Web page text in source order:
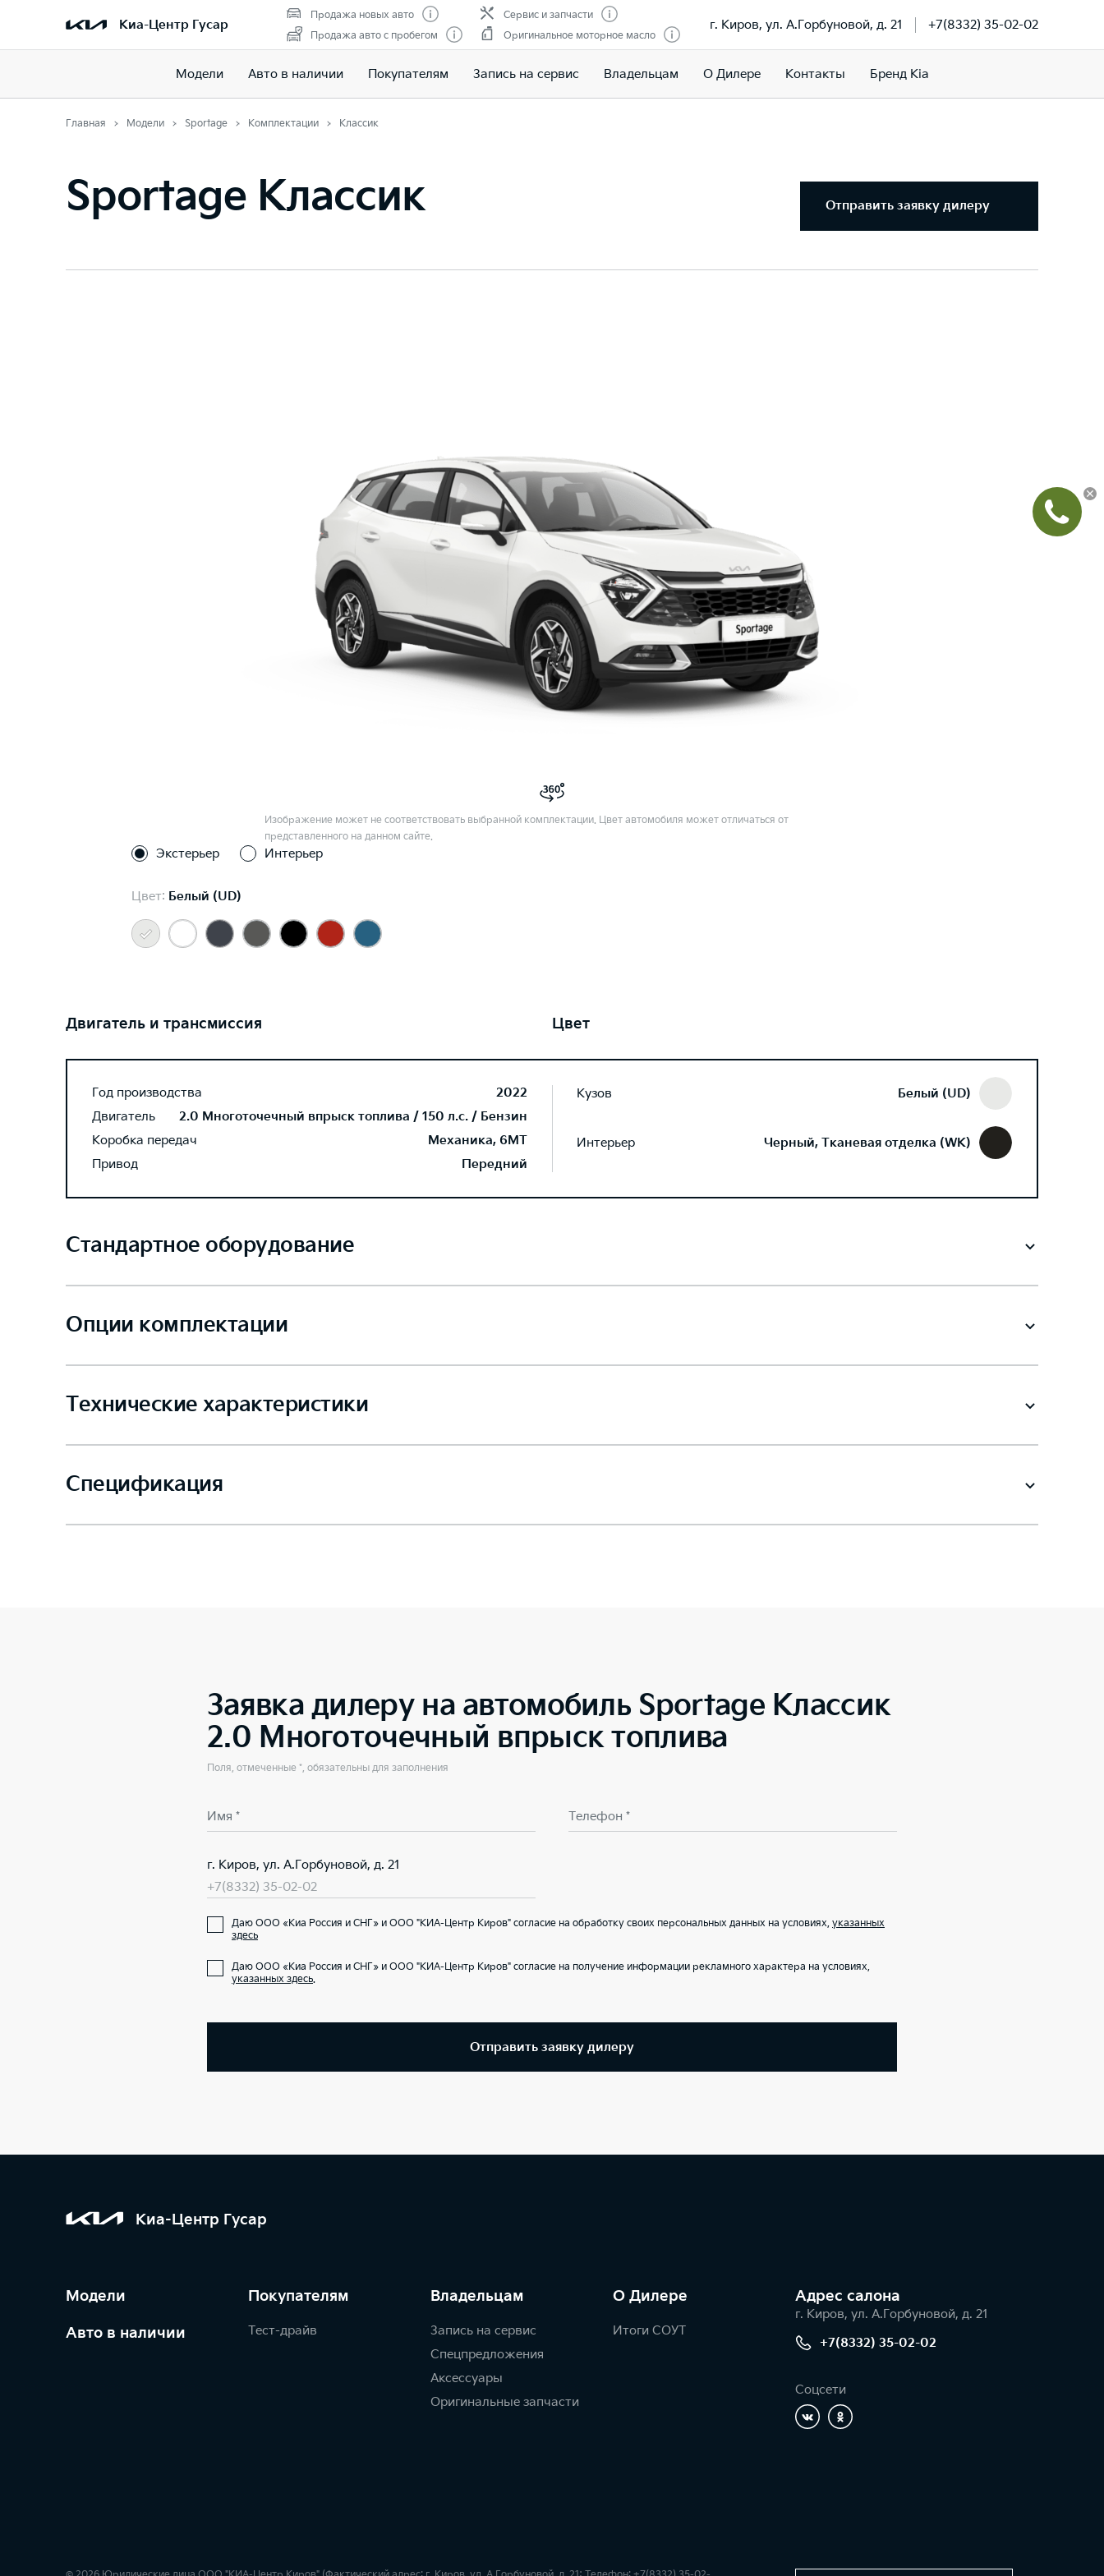
Киа-Центр Гусар
Продажа новых авто
Продажа авто с пробегом
Сервис и запчасти
Оригинальное моторное масло
г. Киров, ул. А.Горбуновой, д. 21 +7(8332) 35-02-02
Модели Авто в наличии Покупателям Запись на сервис Владельцам О Дилере Контакты Бренд Kia
Главная Модели Sportage Комплектации Классик
Sportage Классик Отправить заявку дилеру
Изображение может не соответствовать выбранной комплектации. Цвет автомобиля может отличаться от
представленного на данном сайте.
Экстерьер Интерьер
Цвет: Белый (UD)
Двигатель и трансмиссия
Год производства
2022
Двигатель
2.0 Многоточечный впрыск топлива / 150 л.с. / Бензин
Коробка передач
Механика, 6MT
Привод
Передний
Цвет
Кузов Белый (UD)
Интерьер Черный, Тканевая отделка (WK)
Стандартное оборудование
Опции комплектации
Технические характеристики
Спецификация
Заявка дилеру на автомобиль Sportage Классик
2.0 Многоточечный впрыск топлива
Поля, отмеченные *, обязательны для заполнения
Имя * Телефон *
г. Киров, ул. А.Горбуновой, д. 21
+7(8332) 35-02-02
Даю ООО «Киа Россия и СНГ» и ООО "КИА-Центр Киров" согласие на обработку своих персональных данных на условиях, указанных
здесь
Даю ООО «Киа Россия и СНГ» и ООО "КИА-Центр Киров" согласие на получение информации рекламного характера на условиях,
указанных здесь.
Отправить заявку дилеру
Киа-Центр Гусар
Модели
Авто в наличии
Покупателям
Тест-драйв
Владельцам
Запись на сервис
Спецпредложения
Аксессуары
Оригинальные запчасти
О Дилере
Итоги СОУТ
Адрес салонa
г. Киров, ул. А.Горбуновой, д. 21
+7(8332) 35-02-02
Соцсети